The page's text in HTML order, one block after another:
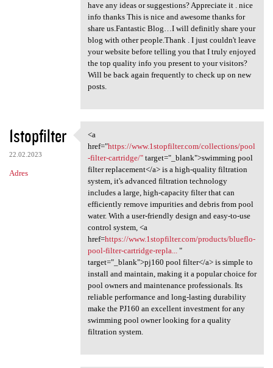
have any ideas or suggestions? Appreciate it . nice
info thanks This is nice and awesome thanks for
share us.Fantastic Blog…I will definitly share your
blog with other people.Thank . I just couldn't leave
your website before telling you that I truly enjoyed
the top quality info you present to your visitors?
Will be back again frequently to check up on new
posts.
1stopfilter
22.02.2023
Adres
<a href="https://www
<a
href="https://www.1stopfilter.com/collections/pool
-filter-cartridge/"target="_blank">swimming pool
filter replacement</a> is a high-quality filtration
system, it's advanced filtration technology
includes a large, high-capacity filter that can
efficiently remove impurities and debris from pool
water. With a user-friendly design and easy-to-use
control system, <a
href=https://www.1stopfilter.com/products/blueflo-
pool-filter-cartridge-repla...
"
target="_blank">pj160 pool filter</a> is simple to
install and maintain, making it a popular choice for
pool owners and maintenance professionals. Its
reliable performance and long-lasting durability
make the PJ160 an excellent investment for any
swimming pool owner looking for a quality
filtration system.